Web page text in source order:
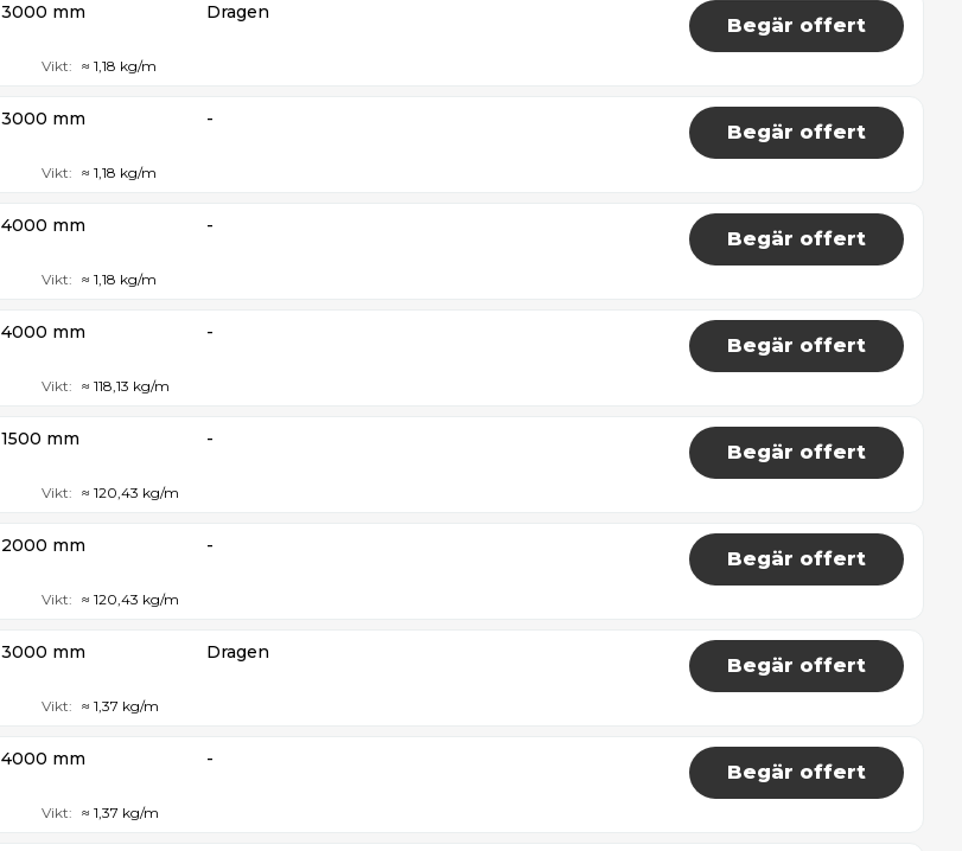
3000 mm Dragen
Begär offert
Vikt: ≈ 1,18 kg/m
3000 mm -
Begär offert
Vikt: ≈ 1,18 kg/m
4000 mm -
Begär offert
Vikt: ≈ 1,18 kg/m
4000 mm -
Begär offert
Vikt: ≈ 118,13 kg/m
1500 mm -
Begär offert
Vikt: ≈ 120,43 kg/m
2000 mm -
Begär offert
Vikt: ≈ 120,43 kg/m
3000 mm Dragen
Begär offert
Vikt: ≈ 1,37 kg/m
4000 mm -
Begär offert
Vikt: ≈ 1,37 kg/m